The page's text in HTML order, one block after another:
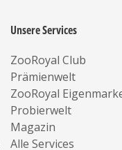
Unsere Services
ZooRoyal Club
Prämienwelt
ZooRoyal
Probierwelt
Magazin
Alle Services